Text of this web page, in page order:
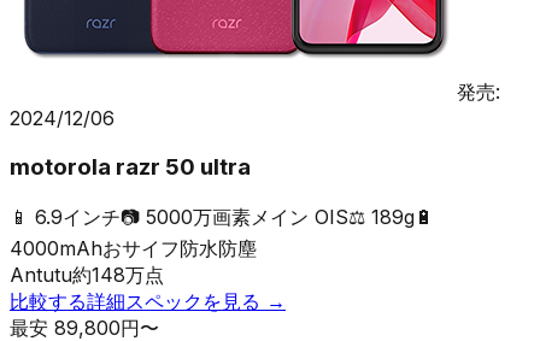
発売:
2024/12/06
motorola razr 50 ultra
📱 6.9インチ📷 5000万画素メイン OIS⚖️ 189g 🔋
4000mAhおサイフ防水防塵
Antutu約148万点
比較する詳細スペックを見る →
最安 89,800円〜